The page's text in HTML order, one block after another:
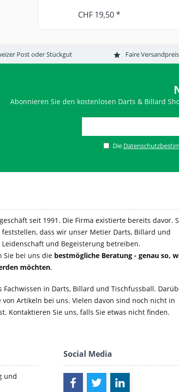
CHF 19,50 *
Post oder Stückgut Faire
Abonnieren Sie den kostenlosen Darts & Billard
Die
seit 1991. Die Firma existierte bereits davor.
dass wir unser Metier Darts, Billard und
und Begeisterung betreiben.
Sie bei uns die bestmögliche Beratung - genau so,
möchten.
in Darts, Billard und Tischfussball.
Artikeln bei uns. Vielen davon sind noch nicht in
Kontaktieren Sie uns, falls Sie etwas nicht finden.
und
Social Media